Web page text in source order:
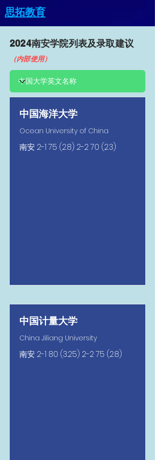
思拓教育
2024南安​学院列表及录取建议
（内部使用）
中国海洋大学
Ocean University of China
南安2-1 75 (2.8) 2-2 70 (2.3)
中国计量大学
China Jiliang University
南安2-1 80 (3.25) 2-2 75 (2.8)